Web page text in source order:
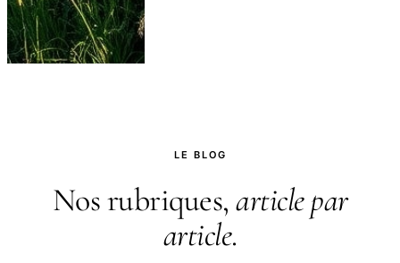
LE BLOG
Nos rubriques, article par
article.